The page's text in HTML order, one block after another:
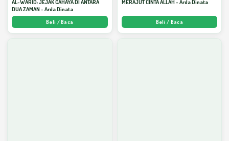
AL-WARID: JEJAK CAHAYA DI ANTARA
DUA ZAMAN - Arda Dinata
Beli / Baca
MERAJUT CINTA ALLAH - Arda Dinata
Beli / Baca